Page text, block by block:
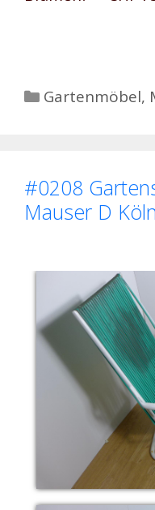
Kategorien
Gartenmöbel,
#0208
Mauser D